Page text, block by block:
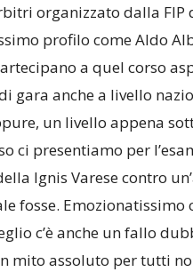
organizzato dalla FIP
profilo come Aldo
a quel corso
gara anche a livello
un livello appena
ci presentiamo per
Ignis Varese contro
fosse. Emozionatissimo
c’è anche un fallo
mito assoluto per tutti